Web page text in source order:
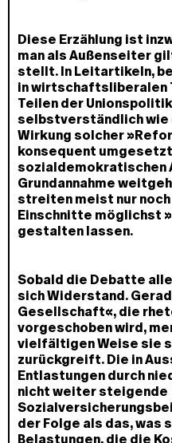
Diese Erzählung ist
man als Außenseiter
stellt. In Leitartikeln,
in wirtschaftsliberalen
Teilen der
selbstverständlich wie
Wirkung solcher
konsequent
sozialdemokratischen
Grundannahme
streiten meist nur
Einschnitte möglichst
gestalten lassen.
Sobald die Debatte
sich Widerstand.
Gesellschaft«, die
vorgeschoben wird,
vielfältigen Weise sie
zurückgreift. Die in
Entlastungen durch
nicht weiter steigende
der Folge als das, was
Belastungen, die die